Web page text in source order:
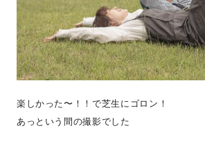
楽しかった〜！！で芝生にゴロン！
あっという間の撮影でした